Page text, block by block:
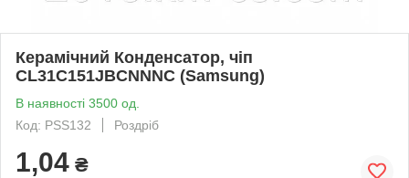
Керамічний Конденсатор, чіп
CL31C151JBCNNNC (Samsung)
В наявності 3500 од.
Код: PSS132
Роздріб
1,04 ₴